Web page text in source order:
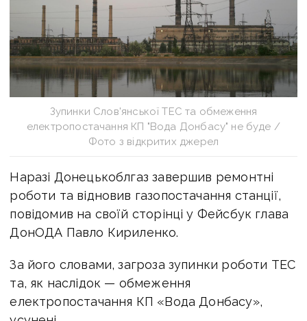
Зупинки Слов'янської ТЕС та обмеження
електропостачання КП "Вода Донбасу" не буде /
Фото з відкритих джерел
Наразі Донецькоблгаз завершив ремонтні
роботи та відновив газопостачання станції,
повідомив на своїй сторінці у Фейсбук глава
ДонОДА Павло Кириленко.
За його словами, загроза зупинки роботи ТЕС
та, як наслідок — обмеження
електропостачання КП «Вода Донбасу»,